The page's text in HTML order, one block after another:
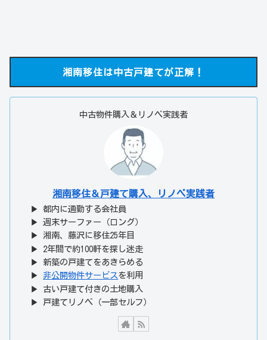
湘南移住は中古戸建てが正解！
中古物件購入＆リノベ実践者
湘南移住＆戸建て購入、リノベ実践者
▶ 都内に通勤する会社員
▶ 週末サーファー（ロング）
▶ 湘南、藤沢に移住25年目
▶ 2年間で約100軒を探し迷走
▶ 新築の戸建てをあきらめる
▶非公開物件サービス を利用
▶ 古い戸建て付きの土地購入
▶ 戸建てリノベ（一部セルフ）